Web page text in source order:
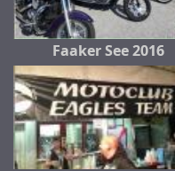
Faaker See 2016